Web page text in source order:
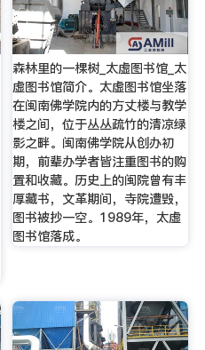
森林里的一棵树_太虚图书馆_太
虚图书馆简介。太虚图书馆坐落
在闽南佛学院内的方丈楼与教学
楼之间，位于丛丛疏竹的清凉绿
影之畔。闽南佛学院从创办初
期，前辈办学者皆注重图书的购
置和收藏。历史上的闽院曾有丰
厚藏书，文革期间，寺院遭毁，
图书被抄一空。1989年，太虚
图书馆落成。